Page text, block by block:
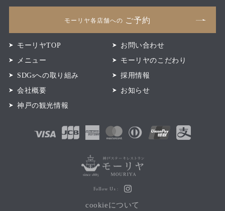
モーリヤ各店舗への ご予約
モーリヤTOP
お問い合わせ
メニュー
モーリヤのこだわり
SDGsへの取り組み
採用情報
会社概要
お知らせ
神戸の観光情報
Follow Us :
cookieについて